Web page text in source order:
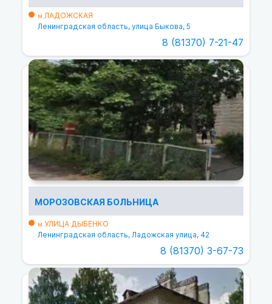
м.ЛАДОЖСКАЯ
Ленинградская область, улица Быкова, 5
8 (81370) 7-21-47
МОРОЗОВСКАЯ БОЛЬНИЦА
м.УЛИЦА ДЫБЕНКО
Ленинградская область, Ладожская улица, 42
8 (81370) 3-67-73